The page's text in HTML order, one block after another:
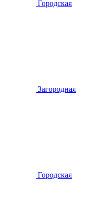
Городская
Загородная
Городская